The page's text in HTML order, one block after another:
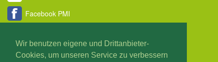
Wir benutzen eigene und Drittanbieter-
Cookies, um unseren Service zu verbessern
Facebook PMI
Twitter